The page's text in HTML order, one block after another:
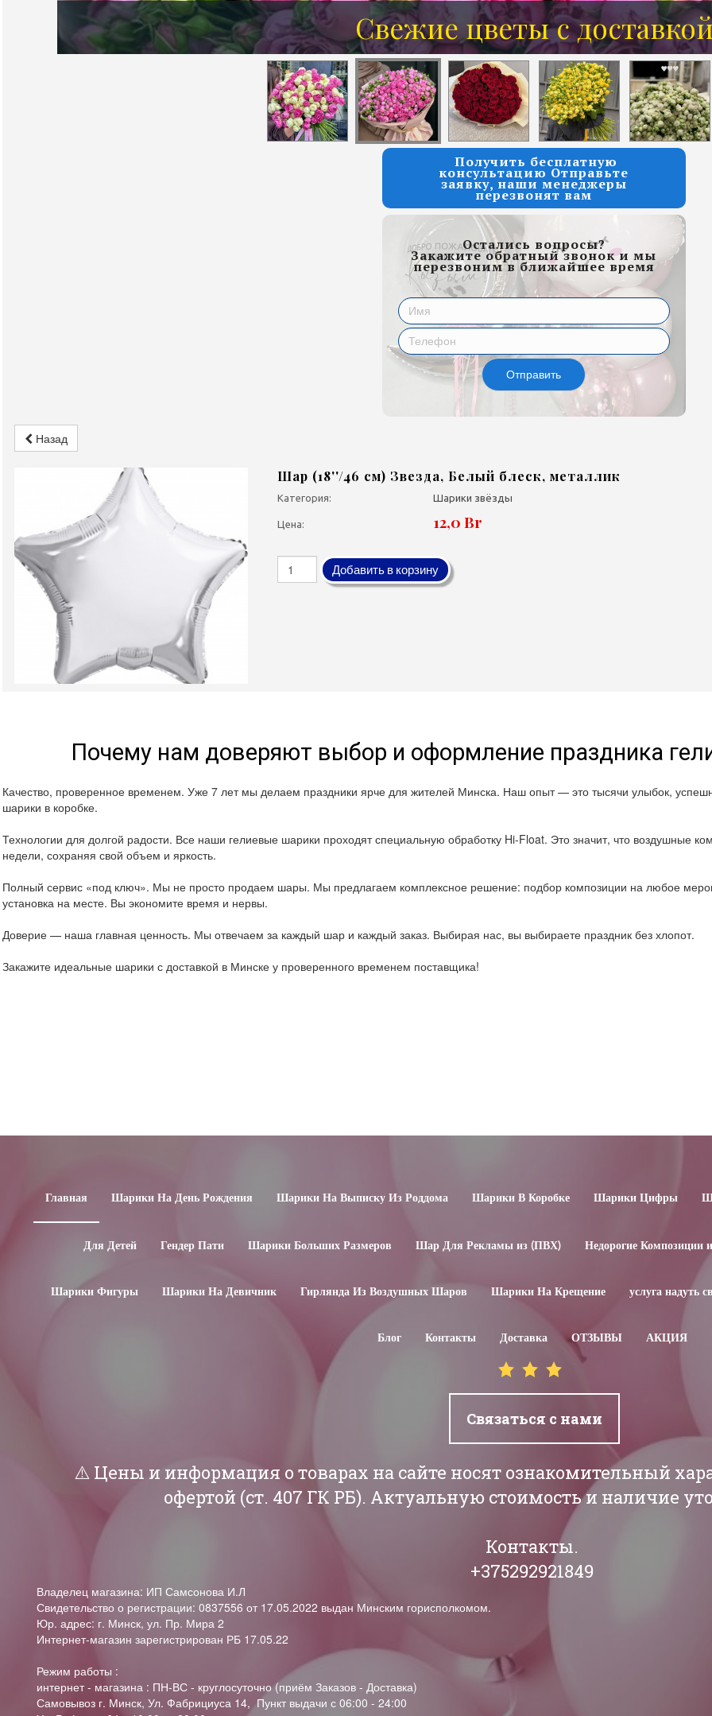
Свежие цветы с
Розы от 7 руб за 1 шт
Получить бесплатную
консультацию Отправьте
заявку, наши менеджеры
перезвонят вам
Остались вопросы?
Закажите обратный звонок и мы
перезвоним в ближайшее время
Отправить
Назад
Шар (18''/46 см) Звезда, Белый блеск, металлик
Категория: Шарики звёзды
Цена: 12,0 Br
Добавить в корзину
Почему нам доверяют выбор и оформление праздника
Качество, проверенное временем. Уже 7 лет мы делаем праздники ярче для жителей Минска. Наш опыт — это тысячи улыбок,
шарики в коробке.
Технологии для долгой радости. Все наши гелиевые шарики проходят специальную обработку Hi-Float. Это значит, что воздушные
недели, сохраняя свой объем и яркость.
Полный сервис «под ключ». Мы не просто продаем шары. Мы предлагаем комплексное решение: подбор композиции на любое
установка на месте. Вы экономите время и нервы.
Доверие — наша главная ценность. Мы отвечаем за каждый шар и каждый заказ. Выбирая нас, вы выбираете праздник без хлопот.
Закажите идеальные шарики с доставкой в Минске у проверенного временем поставщика!
Главная Шарики На День Рождения Шарики На Выписку Из Роддома Шарики В Коробке Шарики Цифры
Для Детей Гендер Пати Шарики Больших Размеров Шар Для Рекламы из (ПВХ) Недорогие Композиции
Шарики Фигуры Шарики На Девичник Гирлянда Из Воздушных Шаров Шарики На Крещение услуга надуть
Блог Контакты Доставка ОТЗЫВЫ АКЦИЯ
Связаться с нами
⚠️ Цены и информация о товарах на сайте носят ознакомительный
офертой (ст. 407 ГК РБ). Актуальную стоимость и наличие
Контакты.
+375292921849
Владелец магазина: ИП Самсонова И.Л
Свидетельство о регистрации: 0837556 от 17.05.2022 выдан Минским горисполкомом.
Юр. адрес: г. Минск, ул. Пр. Мира 2
Интернет-магазин зарегистрирован РБ 17.05.22
Режим работы :
интернет - магазина : ПН-ВС - круглосуточно (приём Заказов - Доставка)
Самовывоз г. Минск, Ул. Фабрициуса 14, Пункт выдачи с 06:00 - 24:00